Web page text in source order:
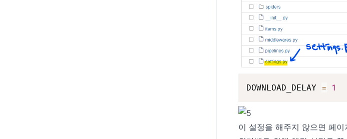
DOWNLOAD_DELAY = 1
이 설정을 해주지 않으면 페